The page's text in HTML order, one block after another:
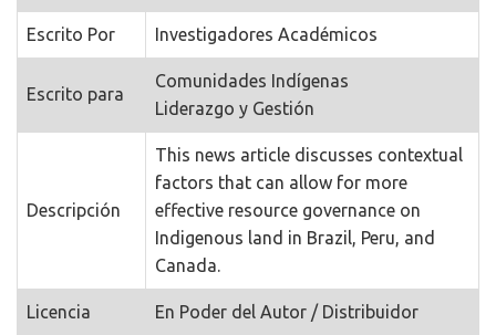
Escrito Por Investigadores Académicos
Escrito para
Comunidades Indígenas
Liderazgo y Gestión
Descripción
This news article discusses contextual
factors that can allow for more
effective resource governance on
Indigenous land in Brazil, Peru, and
Canada.
Licencia En Poder del Autor / Distribuidor